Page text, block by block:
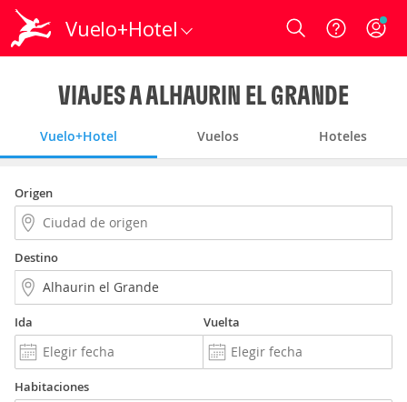
Vuelo+Hotel Login
VIAJES A ALHAURIN EL GRANDE
Vuelo+Hotel Vuelos Hoteles
Origen
Destino
Ida Vuelta
Habitaciones